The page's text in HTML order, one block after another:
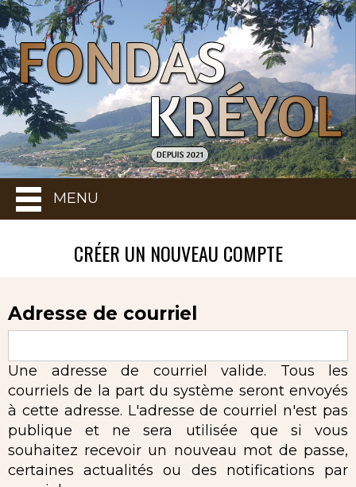
MENU
CRÉER UN NOUVEAU COMPTE
Adresse de courriel
Une adresse de courriel valide. Tous les
courriels de la part du système seront envoyés
à cette adresse. L'adresse de courriel n'est pas
publique et ne sera utilisée que si vous
souhaitez recevoir un nouveau mot de passe,
certaines actualités ou des notifications par